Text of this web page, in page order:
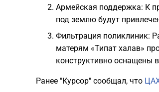
Армейская поддержка: К
под землю будут
Фильтрация поликлиник:
матерям «Типат халав»
конструктивно оснащены
Ранее "Курсор" сообщал, что